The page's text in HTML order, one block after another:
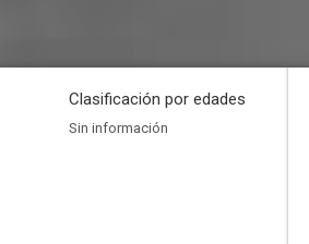
Clasificación por edades
Sin información